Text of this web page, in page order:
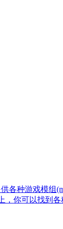
各种游戏模
你可以找到